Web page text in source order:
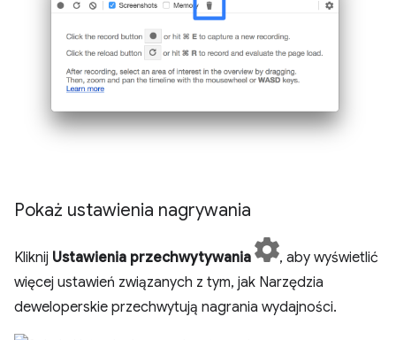
Pokaż ustawienia nagrywania
Kliknij Ustawienia przechwytywania
, aby wyświetlić
więcej ustawień związanych z tym, jak Narzędzia
deweloperskie przechwytują nagrania wydajności.